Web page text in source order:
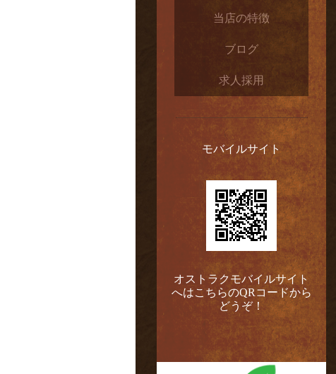
当店の特徴
ブログ
求人採用
モバイルサイト
オストラクモバイルサイト
へはこちらのQRコードから
どうぞ！